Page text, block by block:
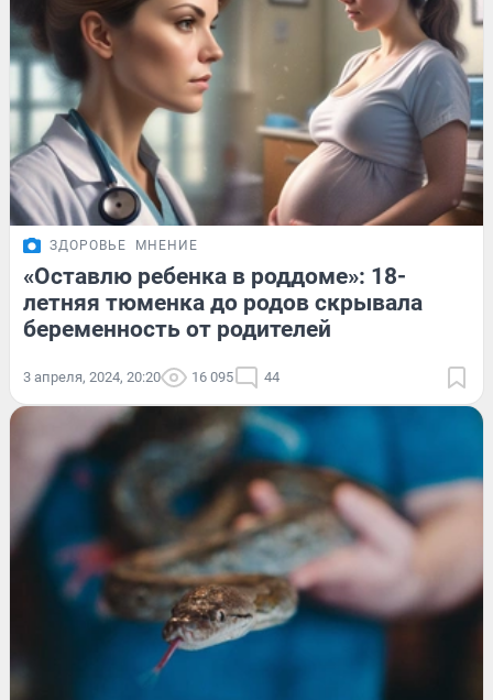
ЗДОРОВЬЕ МНЕНИЕ
«Оставлю ребенка в роддоме»: 18-
летняя тюменка до родов скрывала
беременность от родителей
3 апреля, 2024, 20:20 16 095 44